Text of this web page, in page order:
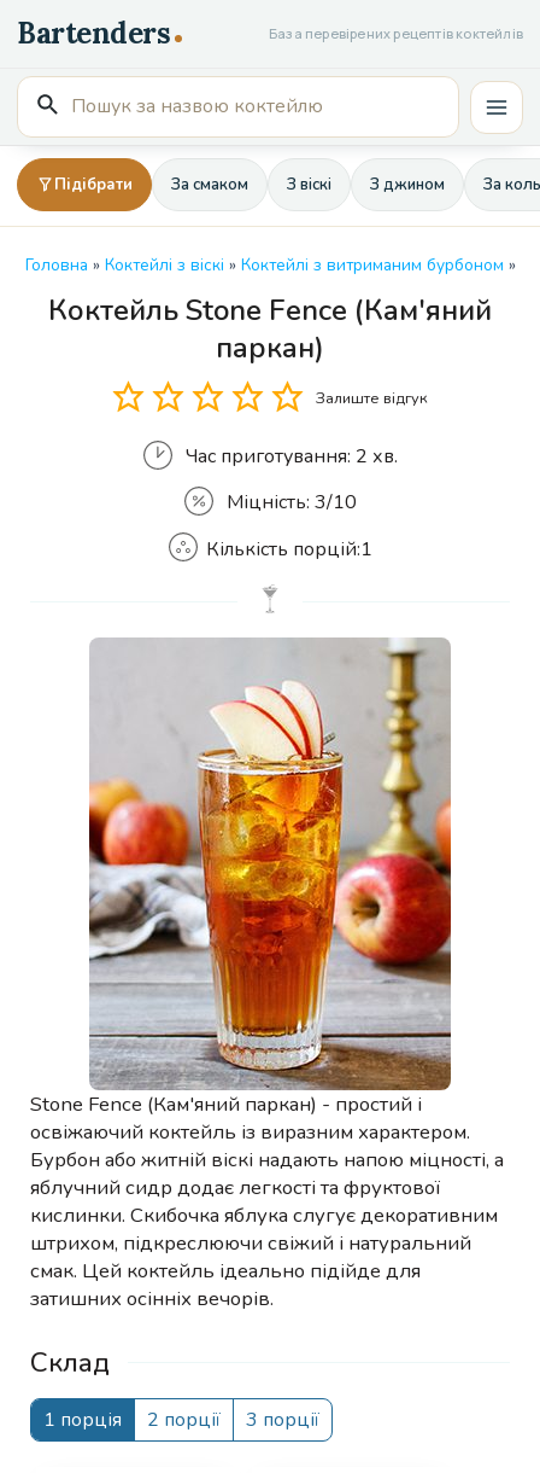
до
вмісту
База перевірених рецептів коктейлів
Пошук
для:
Підібрати За смаком З віскі З джином За
Головна » Коктейлі з віскі » Коктейлі з витриманим бурбоном »
Коктейль Stone Fence (Кам'яний
паркан)
Залиште відгук
Час приготування: 2 хв.
Міцність: 3/10
Кількість
Кількість порцій:1
Stone Fence (Кам'яний паркан) - простий і
освіжаючий коктейль із виразним характером.
Бурбон або житній віскі надають напою міцності, а
яблучний сидр додає легкості та фруктової
кислинки. Скибочка яблука слугує декоративним
штрихом, підкреслюючи свіжий і натуральний
смак. Цей коктейль ідеально підійде для
затишних осінніх вечорів.
Склад
1 порція 2 порції 3 порції